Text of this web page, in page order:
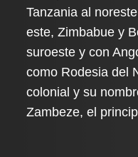
Tanzania al
este, Zimbabue y
suroeste y con
como Rodesia del
colonial y su
Zambeze, el